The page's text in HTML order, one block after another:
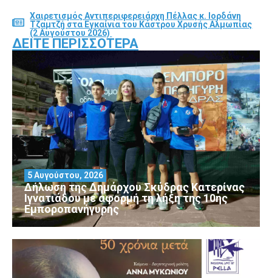
Χαιρετισμός Αντιπεριφερειάρχη Πέλλας κ. Ιορδάνη
Τζαμτζή στα Εγκαίνια του Κάστρου Χρυσής Αλμωπίας
(2 Αυγούστου 2026)
ΔΕΊΤΕ ΠΕΡΙΣΣΌΤΕΡΑ
Δήλωση της Δημάρχου Σκύδρας Κατερίνας
Ιγνατιάδου με αφορμή τη λήξη της 10ης
Εμποροπανήγυρης
5 Αυγούστου, 2026